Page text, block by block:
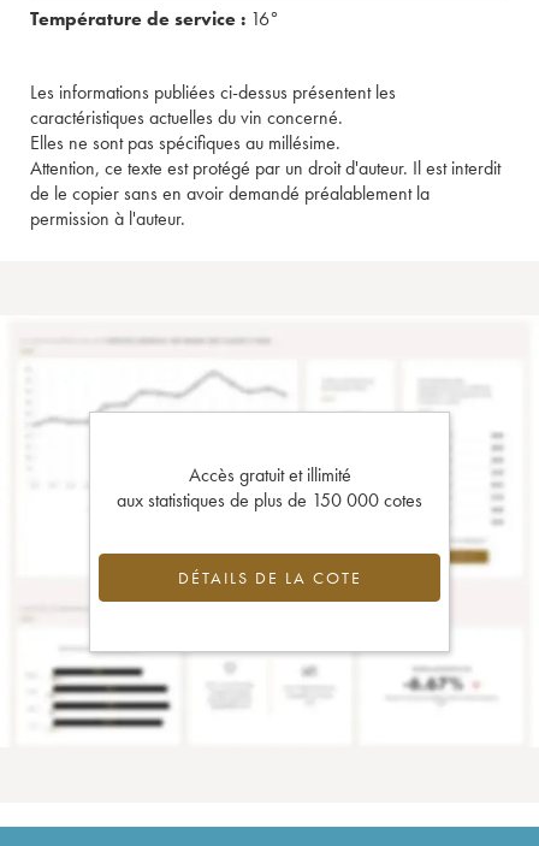
Température de service : 16°
Les informations publiées ci-dessus présentent les
caractéristiques actuelles du vin concerné.
Elles ne sont pas spécifiques au millésime.
Attention, ce texte est protégé par un droit d'auteur. Il est interdit
de le copier sans en avoir demandé préalablement la
permission à l'auteur.
Accès gratuit et illimité
aux statistiques de plus de 150 000 cotes
DÉTAILS DE LA COTE